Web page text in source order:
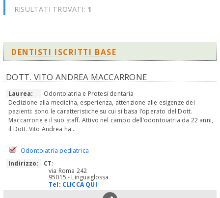
RISULTATI TROVATI: 1
DENTISTI ISCRITTI BASE
DOTT. VITO ANDREA MACCARRONE
Laurea:
Odontoiatria e Protesi dentaria
Dedizione alla medicina, esperienza, attenzione alle esigenze dei
pazienti: sono le caratteristiche su cui si basa l’operato del Dott.
Maccarrone e il suo staff. Attivo nel campo dell’odontoiatria da 22 anni,
il Dott. Vito Andrea ha...
Odontoiatria pediatrica
Indirizzo:
CT:
via Roma 242
95015 - Linguaglossa
Tel: CLICCA QUI